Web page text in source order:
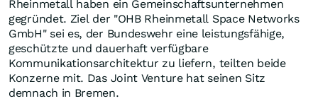
Rheinmetall haben ein Gemeinschaftsunternehmen
gegründet. Ziel der "OHB Rheinmetall Space Networks
GmbH" sei es, der Bundeswehr eine leistungsfähige,
geschützte und dauerhaft verfügbare
Kommunikationsarchitektur zu liefern, teilten beide
Konzerne mit. Das Joint Venture hat seinen Sitz
demnach in Bremen.